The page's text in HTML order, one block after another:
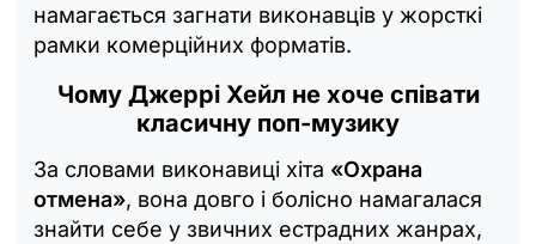
намагається загнати виконавців у жорсткі
рамки комерційних форматів.
Чому Джеррі Хейл не хоче співати
класичну поп-музику
За словами виконавиці хіта «Охрана
отмена», вона довго і болісно намагалася
знайти себе у звичних естрадних жанрах,